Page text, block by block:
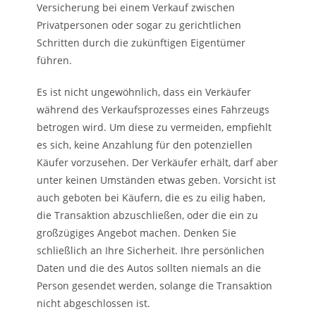
Versicherung bei einem Verkauf zwischen
Privatpersonen oder sogar zu gerichtlichen
Schritten durch die zukünftigen Eigentümer
führen.
Es ist nicht ungewöhnlich, dass ein Verkäufer
während des Verkaufsprozesses eines Fahrzeugs
betrogen wird. Um diese zu vermeiden, empfiehlt
es sich, keine Anzahlung für den potenziellen
Käufer vorzusehen. Der Verkäufer erhält, darf aber
unter keinen Umständen etwas geben. Vorsicht ist
auch geboten bei Käufern, die es zu eilig haben,
die Transaktion abzuschließen, oder die ein zu
großzügiges Angebot machen. Denken Sie
schließlich an Ihre Sicherheit. Ihre persönlichen
Daten und die des Autos sollten niemals an die
Person gesendet werden, solange die Transaktion
nicht abgeschlossen ist.